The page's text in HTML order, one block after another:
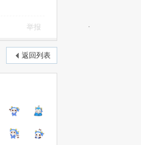
举报
返回列表